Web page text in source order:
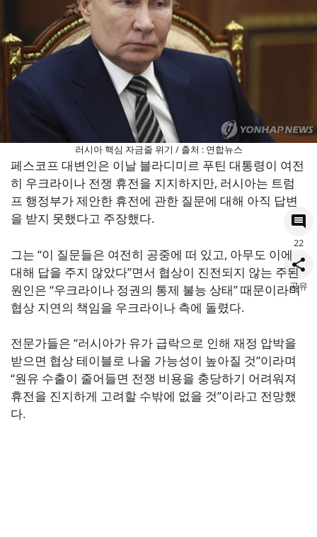
러시아 핵심 자금줄 위기 / 출처 : 연합뉴스
페스코프 대변인은 이날 블라디미르 푸틴 대통령이 여전
히 우크라이나 전쟁 휴전을 지지하지만, 러시아는 트럼
프 행정부가 제안한 휴전에 관한 질문에 대해 아직 답변
을 받지 못했다고 주장했다.
그는 “이 질문들은 여전히 공중에 떠 있고, 아무도 이에
대해 답을 주지 않았다”면서 협상이 진전되지 않는 주된
원인은 “우크라이나 정권의 통제 불능 상태” 때문이라며
협상 지연의 책임을 우크라이나 측에 돌렸다.
전문가들은 “러시아가 유가 급락으로 인해 재정 압박을
받으면 협상 테이블로 나올 가능성이 높아질 것”이라며
“원유 수출이 줄어들면 전쟁 비용을 충당하기 어려워져
휴전을 진지하게 고려할 수밖에 없을 것”이라고 전망했
다.
22
공유